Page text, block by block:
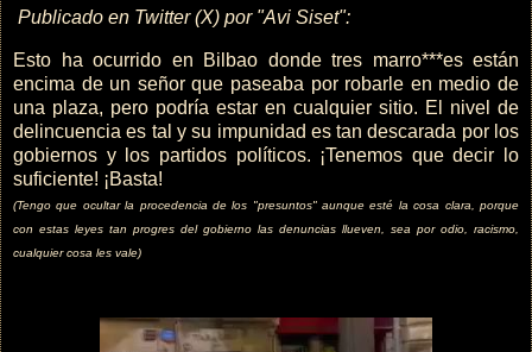
Publicado en Twitter (X) por "Avi Siset":
Esto ha ocurrido en Bilbao donde tres marro***es están
encima de un señor que paseaba por robarle en medio de
una plaza, pero podría estar en cualquier sitio. El nivel de
delincuencia es tal y su impunidad es tan descarada por los
gobiernos y los partidos políticos. ¡Tenemos que decir lo
suficiente! ¡Basta!
(Tengo que ocultar la procedencia de los "presuntos" aunque esté la cosa clara, porque
con estas leyes tan progres del gobierno las denuncias llueven, sea por odio, racismo,
cualquier cosa les vale)